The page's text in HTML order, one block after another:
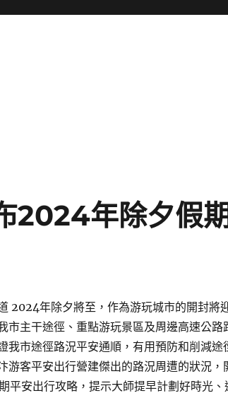
2024年除夕假
2024年除夕將至，作為游玩城市的開封將
市主干途徑、重點游玩景區及周邊高速公路
我市途徑路況平安通順，有用預防和削減途
游客平安出行營建傑出的路況周遭的狀況，
平安出行攻略，提示大師提早計劃好時光